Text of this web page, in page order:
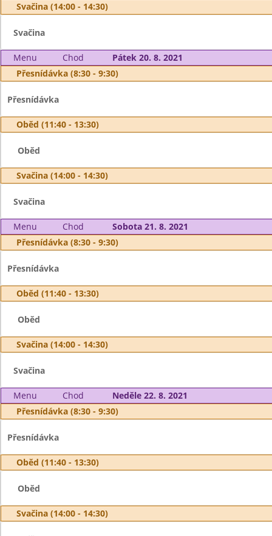
Svačina (14:00 - 14:30)
Svačina
Menu Chod
Pátek 20. 8. 2021
Přesnídávka (8:30 - 9:30)
Přesnídávka
Oběd (11:40 - 13:30)
Oběd
Svačina (14:00 - 14:30)
Svačina
Menu Chod
Sobota 21. 8. 2021
Přesnídávka (8:30 - 9:30)
Přesnídávka
Oběd (11:40 - 13:30)
Oběd
Svačina (14:00 - 14:30)
Svačina
Menu Chod
Neděle 22. 8. 2021
Přesnídávka (8:30 - 9:30)
Přesnídávka
Oběd (11:40 - 13:30)
Oběd
Svačina (14:00 - 14:30)